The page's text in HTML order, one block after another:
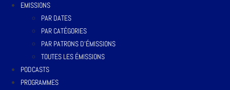
EMISSIONS
PAR DATES
PAR CATÉGORIES
PAR PATRONS D’ÉMISSIONS
TOUTES LES ÉMISSIONS
PODCASTS
PROGRAMMES